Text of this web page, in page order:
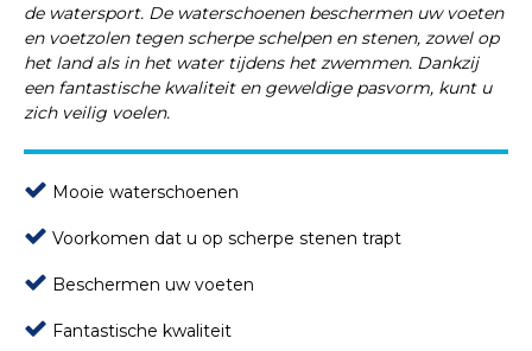
de watersport. De waterschoenenbeschermen uw voeten
en voetzolen tegen scherpe schelpen en stenen, zowel op
het land als in het water tijdens het zwemmen. Dankzij
een fantastische kwaliteit en geweldige pasvorm, kunt u
zich veilig voelen.
Mooie waterschoenen
Voorkomen dat u op scherpe stenen trapt
Beschermen uw voeten
Fantastische kwaliteit